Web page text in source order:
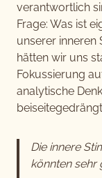
verantwortlich
Frage: Was ist
unserer inneren
hätten wir uns
Fokussierung
analytische
Die innere
könnten sehr